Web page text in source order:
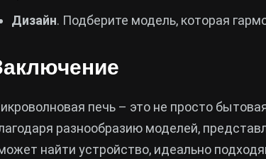
Дизайн. Подберите модель, которая
печь – это не просто
разнообразию моделей,
найти устройство, идеально